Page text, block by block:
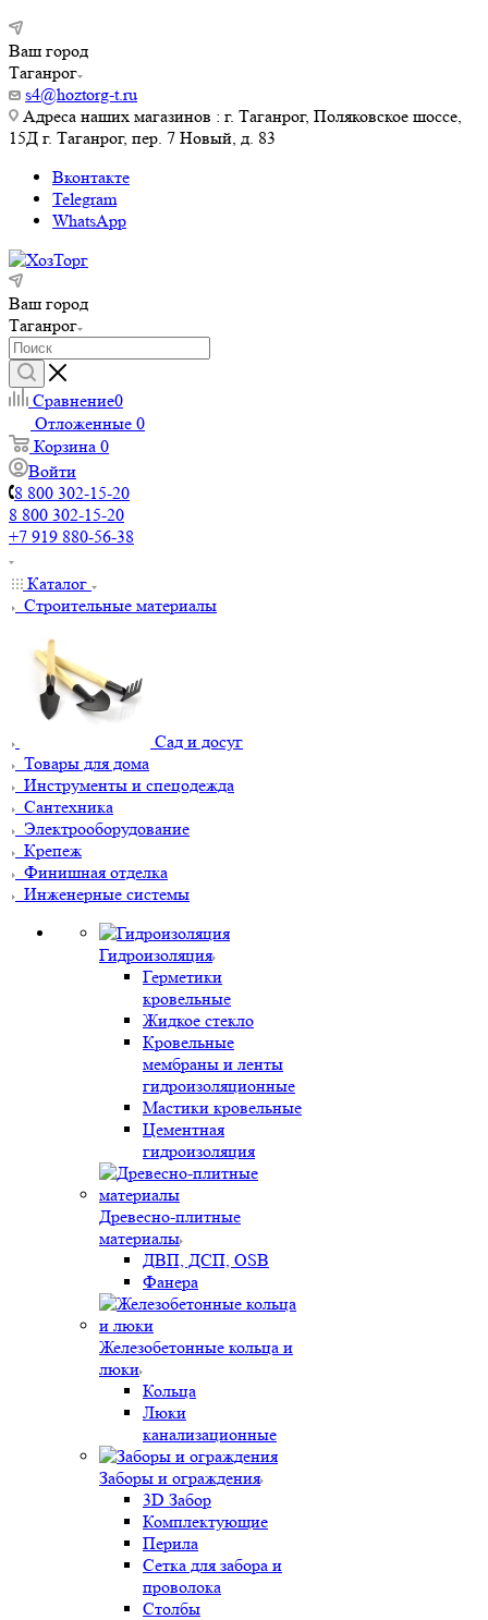
Ваш город
Таганрог
s4@hoztorg-t.ru
Адреса наших магазинов : г. Таганрог, Поляковское шоссе,
15Д г. Таганрог, пер. 7 Новый, д. 83
Вконтакте
Telegram
WhatsApp
Ваш город
Таганрог
Сравнение0
Отложенные 0
Корзина 0
Войти
8 800 302-15-20
8 800 302-15-20
+7 919 880-56-38
Каталог
Строительные материалы
Сад и досуг
Товары для дома
Инструменты и спецодежда
Сантехника
Электрооборудование
Крепеж
Финишная отделка
Инженерные системы
Гидроизоляция
Герметики
кровельные
Жидкое стекло
Кровельные
мембраны и ленты
гидроизоляционные
Мастики кровельные
Цементная
гидроизоляция
Древесно-плитные
материалы
ДВП, ДСП, OSB
Фанера
Железобетонные кольца и
люки
Кольца
Люки
канализационные
Заборы и ограждения
3D Забор
Комплектующие
Перила
Сетка для забора и
проволока
Столбы